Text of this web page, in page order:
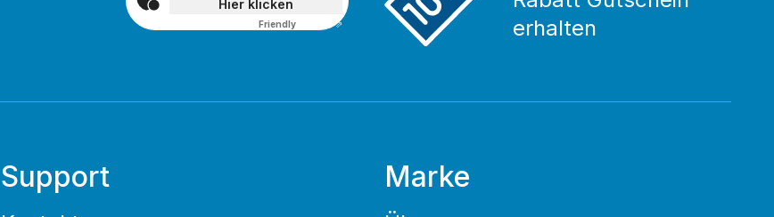
Hier klicken
FriendlyCaptcha ⇗
erhalten
Support Marke